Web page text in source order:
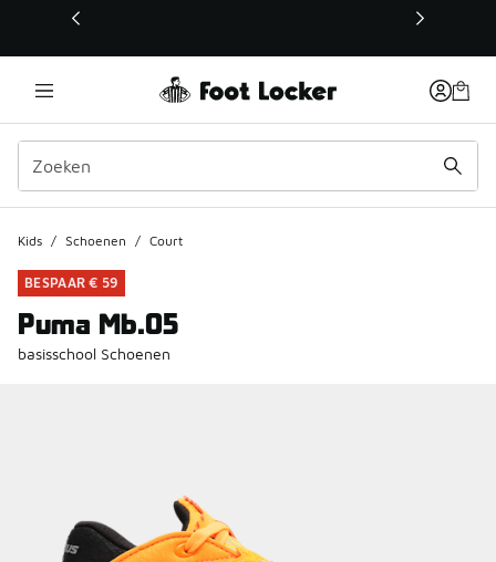
Deze link wordt geopend in een nieuw venster
Kids / Schoenen / Court
BESPAAR € 59
Puma Mb.05
basisschool Schoenen